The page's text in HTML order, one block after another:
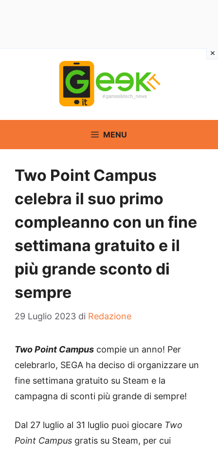
MENU
Two Point Campus
celebra il suo primo
compleanno con un fine
settimana gratuito e il
più grande sconto di
sempre
29 Luglio 2023 di Redazione
Two Point Campus compie un anno! Per
celebrarlo, SEGA ha deciso di organizzare un
fine settimana gratuito su Steam e la
campagna di sconti più grande di sempre!
Dal 27 luglio al 31 luglio puoi giocare Two
Point Campus gratis su Steam, per cui